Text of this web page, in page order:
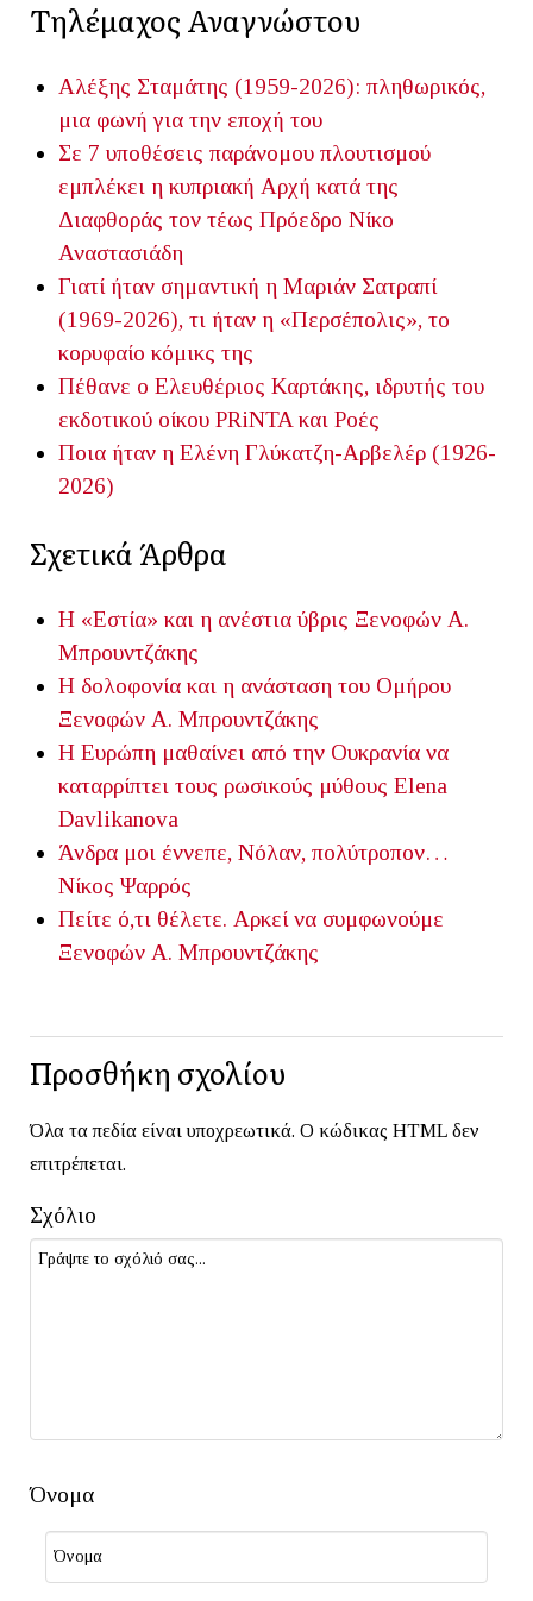
Τηλέμαχος Αναγνώστου
Αλέξης Σταμάτης (1959-2026): πληθωρικός,
μια φωνή για την εποχή του
Σε 7 υποθέσεις παράνομου πλουτισμού
εμπλέκει η κυπριακή Αρχή κατά της
Διαφθοράς τον τέως Πρόεδρο Νίκο
Αναστασιάδη
Γιατί ήταν σημαντική η Μαριάν Σατραπί
(1969-2026), τι ήταν η «Περσέπολις», το
κορυφαίο κόμικς της
Πέθανε ο Ελευθέριος Καρτάκης, ιδρυτής του
εκδοτικού οίκου PRiNTA και Ροές
Ποια ήταν η Ελένη Γλύκατζη-Αρβελέρ (1926-
2026)
Σχετικά Άρθρα
Η «Εστία» και η ανέστια ύβρις Ξενοφών Α.
Μπρουντζάκης
Η δολοφονία και η ανάσταση του Ομήρου
Ξενοφών Α. Μπρουντζάκης
Η Ευρώπη μαθαίνει από την Ουκρανία να
καταρρίπτει τους ρωσικούς μύθους Elena
Davlikanova
Άνδρα μοι έννεπε, Νόλαν, πολύτροπον…
Νίκος Ψαρρός
Πείτε ό,τι θέλετε. Αρκεί να συμφωνούμε
Ξενοφών Α. Μπρουντζάκης
Προσθήκη σχολίου
Όλα τα πεδία είναι υποχρεωτικά. Ο κώδικας HTML δεν
επιτρέπεται.
Σχόλιο
Όνομα